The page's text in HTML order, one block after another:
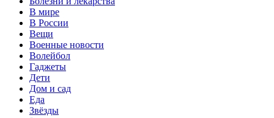
В мире
В России
Вещи
Военные новости
Волейбол
Гаджеты
Дети
Дом и сад
Еда
Звёзды